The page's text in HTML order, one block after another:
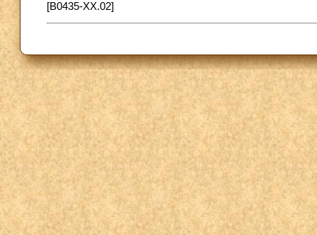
[B0435-XX.02]